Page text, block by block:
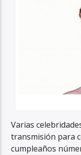
Varias
transmisión para
cumpleaños